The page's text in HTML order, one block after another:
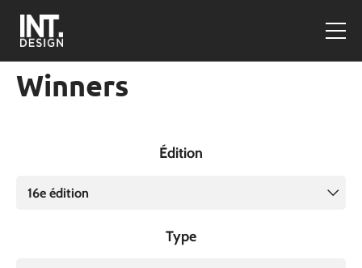
Winners
Édition
16e édition
Type